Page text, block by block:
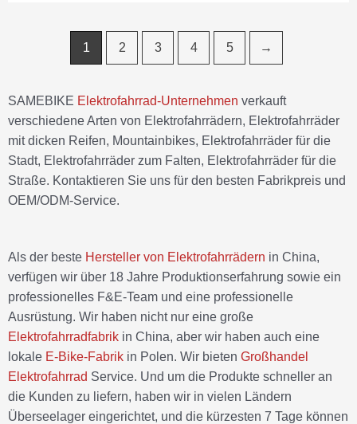
1 2 3 4 5 →
SAMEBIKE Elektrofahrrad-Unternehmen verkauft
verschiedene Arten von Elektrofahrrädern, Elektrofahrräder
mit dicken Reifen, Mountainbikes, Elektrofahrräder für die
Stadt, Elektrofahrräder zum Falten, Elektrofahrräder für die
Straße. Kontaktieren Sie uns für den besten Fabrikpreis und
OEM/ODM-Service.
Als der beste Hersteller von Elektrofahrrädern in China,
verfügen wir über 18 Jahre Produktionserfahrung sowie ein
professionelles F&E-Team und eine professionelle
Ausrüstung. Wir haben nicht nur eine große
Elektrofahrradfabrik in China, aber wir haben auch eine
lokale E-Bike-Fabrik in Polen. Wir bieten Großhandel
Elektrofahrrad Service. Und um die Produkte schneller an
die Kunden zu liefern, haben wir in vielen Ländern
Überseelager eingerichtet, und die kürzesten 7 Tage können